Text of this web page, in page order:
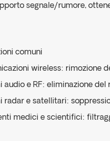
segnale/rumore,
comuni
wireless: rimozione
audio e RF: eliminazione
radar e satellitari:
medici e scientifici: